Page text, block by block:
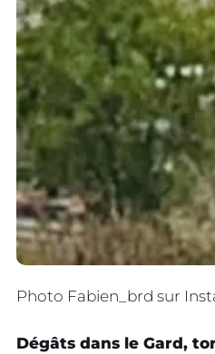
Photo Fabien_brd sur
Dégâts dans le Gard,